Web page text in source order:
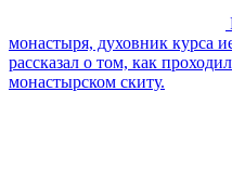
монастыря, духовник курса
рассказал о том, как
монастырском скиту.